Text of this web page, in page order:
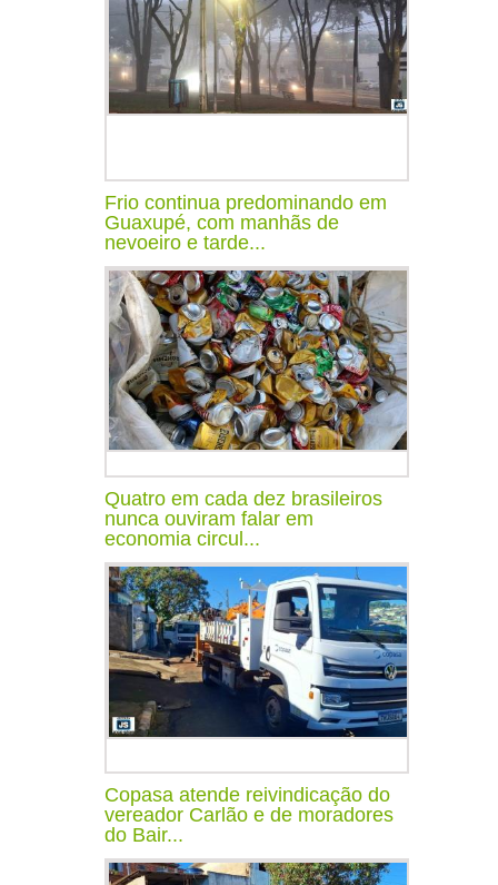
Frio continua predominando em
Guaxupé, com manhãs de
nevoeiro e tarde...
Quatro em cada dez brasileiros
nunca ouviram falar em
economia circul...
Copasa atende reivindicação do
vereador Carlão e de moradores
do Bair...